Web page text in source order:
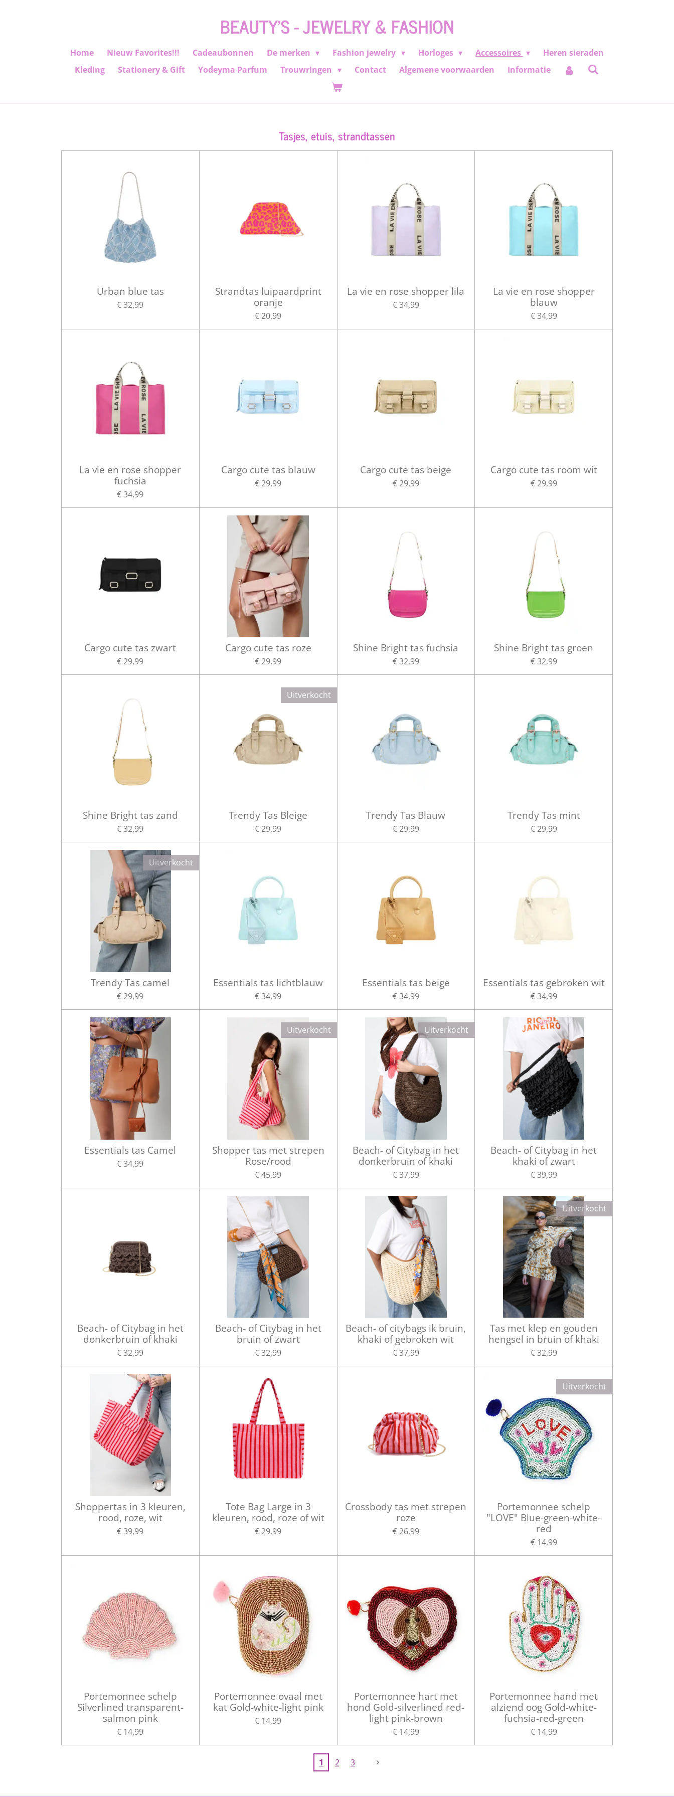
BEAUTY'S - JEWELRY & FASHION
Home Nieuw Favorites!!! Cadeaubonnen De merken Fashion jewelry Horloges Accessoires
Heren sieraden
Kleding
Stationery & Gift Yodeyma Parfum Trouwringen Contact Algemene voorwaarden Informatie
Tasjes, etuis, strandtassen
Urban blue tas
€ 32,99
Strandtas luipaardprint
oranje
€ 20,99
La vie en rose shopper lila
€ 34,99
La vie en rose shopper
blauw
€ 34,99
La vie en rose shopper
fuchsia
€ 34,99
Cargo cute tas blauw
€ 29,99
Cargo cute tas beige
€ 29,99
Cargo cute tas room wit
€ 29,99
Cargo cute tas zwart
€ 29,99
Cargo cute tas roze
€ 29,99
Shine Bright tas fuchsia
€ 32,99
Shine Bright tas groen
€ 32,99
Shine Bright tas zand
€ 32,99
Uitverkocht
Trendy Tas Bleige
€ 29,99
Trendy Tas Blauw
€ 29,99
Trendy Tas mint
€ 29,99
Uitverkocht
Trendy Tas camel
€ 29,99
Essentials tas lichtblauw
€ 34,99
Essentials tas beige
€ 34,99
Essentials tas gebroken wit
€ 34,99
Essentials tas Camel
€ 34,99
Uitverkocht
Shopper tas met strepen
Rose/rood
€ 45,99
Uitverkocht
Beach- of Citybag in het
donkerbruin of khaki
€ 37,99
Beach- of Citybag in het
khaki of zwart
€ 39,99
Beach- of Citybag in het
donkerbruin of khaki
€ 32,99
Beach- of Citybag in het
bruin of zwart
€ 32,99
Beach- of citybags ik bruin,
khaki of gebroken wit
€ 37,99
Uitverkocht
Tas met klep en gouden
hengsel in bruin of khaki
€ 32,99
Shoppertas in 3 kleuren,
rood, roze, wit
€ 39,99
Tote Bag Large in 3
kleuren, rood, roze of wit
€ 29,99
Crossbody tas met strepen
roze
€ 26,99
Uitverkocht
Portemonnee schelp
"LOVE" Blue-green-white-
red
€ 14,99
Portemonnee schelp
Silverlined transparent-
salmon pink
€ 14,99
Portemonnee ovaal met
kat Gold-white-light pink
€ 14,99
Portemonnee hart met
hond Gold-silverlined red-
light pink-brown
€ 14,99
Portemonnee hand met
alziend oog Gold-white-
fuchsia-red-green
€ 14,99
1 2 3